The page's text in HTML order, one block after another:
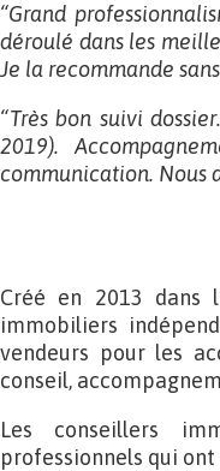
“Grand
déroulé dans les
Je la recommande
“Très bon suivi
2019).
communication. Nous
Créé en 2013 dans
immobiliers
vendeurs pour les
conseil,
Les conseillers
professionnels qui